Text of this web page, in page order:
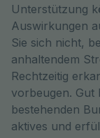
Unterstützung
Auswirkungen
Sie sich nicht,
anhaltendem
Rechtzeitig
vorbeugen. Gut
bestehenden
aktives und